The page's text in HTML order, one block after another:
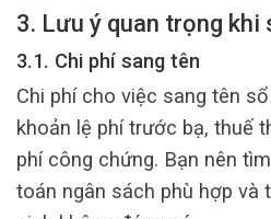
3. Lưu ý quan trọng khi
3.1. Chi phí sang tên
Chi phí cho việc sang tên
khoản lệ phí trước bạ, thuế
phí công chứng. Bạn nên
toán ngân sách phù hợp và